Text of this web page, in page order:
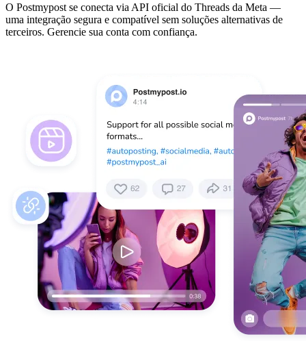
O Postmypost se conecta via API oficial do Threads da Meta —
uma integração segura e compatível sem soluções alternativas de
terceiros. Gerencie sua conta com confiança.